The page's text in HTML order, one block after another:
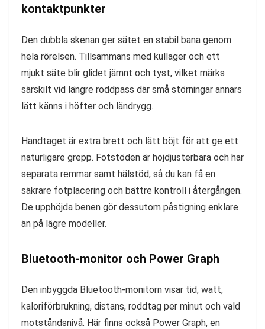
kontaktpunkter
Den dubbla skenan ger sätet en stabil bana genom
hela rörelsen. Tillsammans med kullager och ett
mjukt säte blir glidet jämnt och tyst, vilket märks
särskilt vid längre roddpass där små störningar annars
lätt känns i höfter och ländrygg.
Handtaget är extra brett och lätt böjt för att ge ett
naturligare grepp. Fotstöden är höjdjusterbara och har
separata remmar samt hälstöd, så du kan få en
säkrare fotplacering och bättre kontroll i återgången.
De upphöjda benen gör dessutom påstigning enklare
än på lägre modeller.
Bluetooth-monitor och Power Graph
Den inbyggda Bluetooth-monitorn visar tid, watt,
kaloriförbrukning, distans, roddtag per minut och vald
motståndsnivå. Här finns också Power Graph, en